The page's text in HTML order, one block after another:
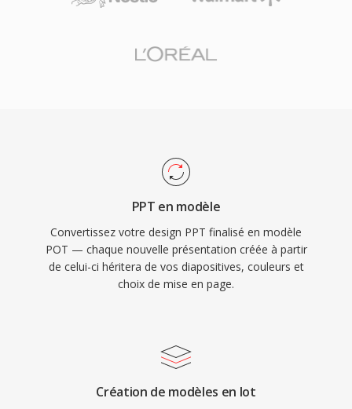
PPT en modèle
Convertissez votre design PPT finalisé en modèle
POT — chaque nouvelle présentation créée à partir
de celui-ci héritera de vos diapositives, couleurs et
choix de mise en page.
Création de modèles en lot